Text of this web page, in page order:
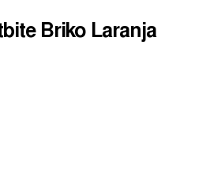
Briko Laranja